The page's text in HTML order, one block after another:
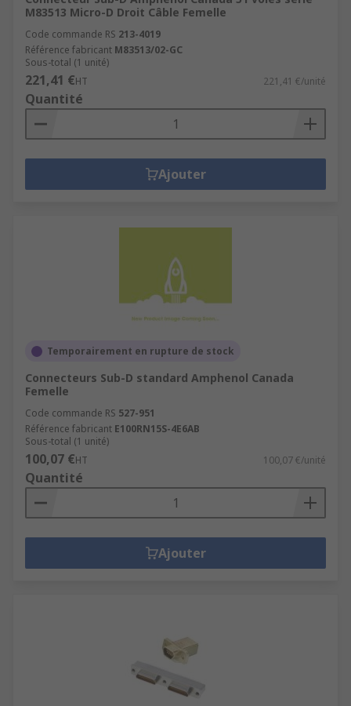
M83513 Micro-D Droit Câble Femelle
Code commande RS 213-4019
Référence fabricant M83513/02-GC
Sous-total (1 unité)
221,41 €HT 221,41 €/unité
Quantité
Ajouter
Temporairement en rupture de stock
Connecteurs Sub-D standard Amphenol Canada
Femelle
Code commande RS 527-951
Référence fabricant E100RN15S-4E6AB
Sous-total (1 unité)
100,07 €HT 100,07 €/unité
Quantité
Ajouter